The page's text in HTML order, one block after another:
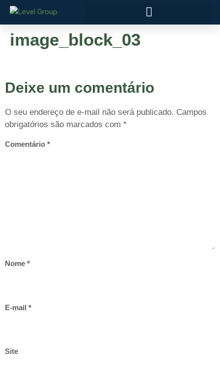
image_block_03
Deixe um comentário
O seu endereço de e-mail não será publicado. Campos
obrigatórios são marcados com *
Comentário *
Nome *
E-mail *
Site